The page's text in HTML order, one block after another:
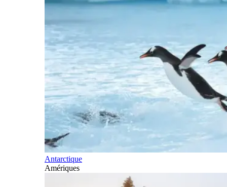
Antarctique
Amériques